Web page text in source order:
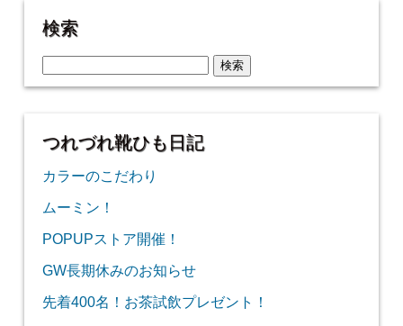
検索
索:
つれづれ靴ひも日記
カラーのこだわり
ムーミン！
POPUPストア開催！
GW長期休みのお知らせ
先着400名！お茶試飲プレゼント！